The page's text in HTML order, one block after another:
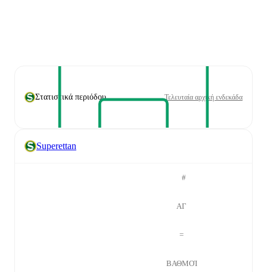
Στατιστικά περιόδου Τελευταία αρχική ενδεκάδα
Superettan
#
ΑΓ
=
ΒΑΘΜΟΊ